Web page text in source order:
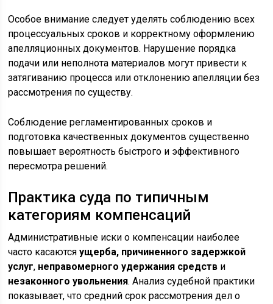
Особое внимание следует уделять соблюдению всех
процессуальных сроков и корректному оформлению
апелляционных документов. Нарушение порядка
подачи или неполнота материалов могут привести к
затягиванию процесса или отклонению апелляции без
рассмотрения по существу.
Соблюдение регламентированных сроков и
подготовка качественных документов существенно
повышает вероятность быстрого и эффективного
пересмотра решений.
Практика суда по типичным
категориям компенсаций
Административные иски о компенсации наиболее
часто касаютсяущерба, причиненного задержкой
услуг, неправомерного удержания средств и
незаконного увольнения. Анализ судебной практики
показывает, что средний срок рассмотрения дел о